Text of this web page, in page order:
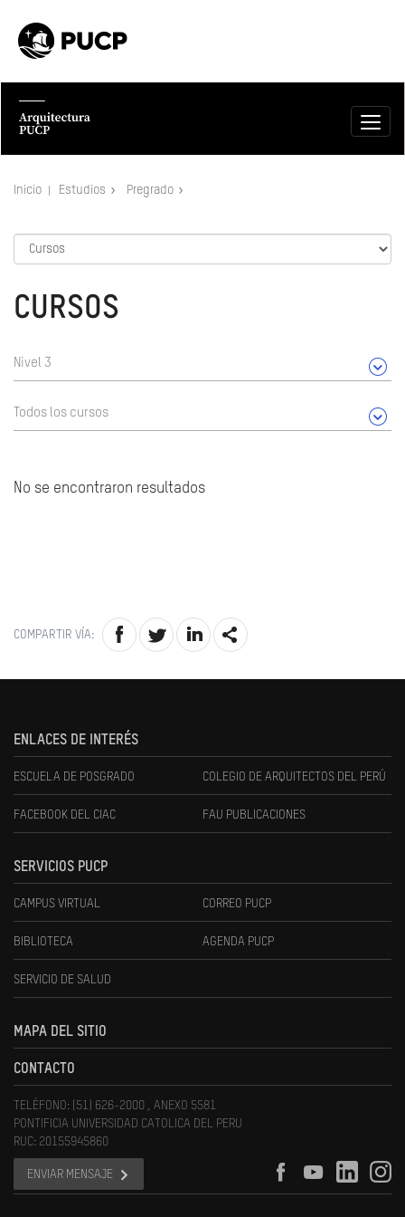
Inicio Estudios Pregrado
CURSOS
Nivel 3
Todos los cursos
No se encontraron resultados
COMPARTIR VÍA:
ENLACES DE INTERÉS
ESCUELA DE POSGRADO COLEGIO DE ARQUITECTOS DEL PERÚ
FACEBOOK DEL CIAC FAU PUBLICACIONES
SERVICIOS PUCP
CAMPUS VIRTUAL CORREO PUCP
BIBLIOTECA AGENDA PUCP
SERVICIO DE SALUD
MAPA DEL SITIO
CONTACTO
TELÉFONO: (51) 626-2000 , ANEXO 5581
PONTIFICIA UNIVERSIDAD CATOLICA DEL PERU
RUC: 20155945860
ENVIAR MENSAJE